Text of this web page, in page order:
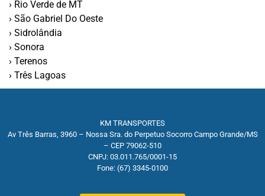
› Rio Verde de MT
› São Gabriel Do Oeste
› Sidrolândia
› Sonora
› Terenos
› Três Lagoas
KM TRANSPORTES
Av Três Barras, 3960 – Nossa Sra. do Perpetuo Socorro Campo Grande/MS
– CEP 79062-510
CNPJ: 03.011.765/0001-15
Fone: (67) 3345-0100